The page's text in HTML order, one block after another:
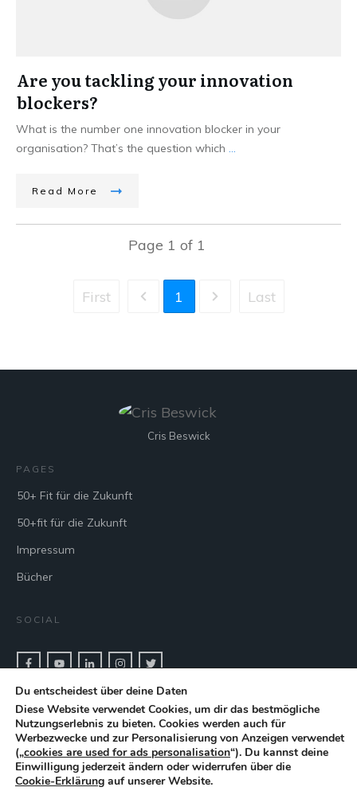
Are you tackling your innovation
blockers?
What is the number one innovation blocker in your
organisation? That’s the question which ...
Read More
Page 1 of 1
First 1 Last
Cris Beswick
PAGES
50+ Fit für die Zukunft
50+fit für die Zukunft
Impressum
Bücher
SOCIAL
CONTACT & BOOK
Get in touch with keynote speaker Cris Beswick for bookings.
CONTACT
Du entscheidest über deine Daten
Diese Website verwendet Cookies, um dir das bestmögliche
Nutzungserlebnis zu bieten. Cookies werden auch für
Werbezwecke und zur Personalisierung von Anzeigen verwendet
(„cookies are used for ads personalisation“). Du kannst deine
Einwilligung jederzeit ändern oder widerrufen über die
Cookie-Erklärung auf unserer Website.